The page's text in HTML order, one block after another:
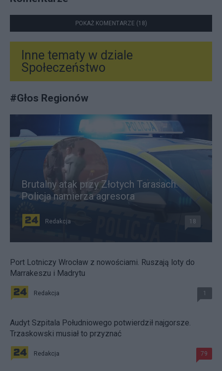
POKAŻ KOMENTARZE (18)
Inne tematy w dziale
Społeczeństwo
#Głos Regionów
Brutalny atak przy Złotych Tarasach.
Policja namierza agresora
Redakcja 18
Port Lotniczy Wrocław z nowościami. Ruszają loty do
Marrakeszu i Madrytu
Redakcja 1
Audyt Szpitala Południowego potwierdził najgorsze.
Trzaskowski musiał to przyznać
Redakcja 79